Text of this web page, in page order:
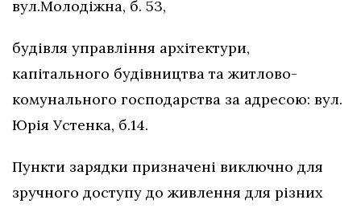
вул.Молодіжна, б. 53,
будівля управління архітектури,
капітального будівництва та житлово-
комунального господарства за адресою: вул.
Юрія Устенка, б.14.
Пункти зарядки призначені виключно для
зручного доступу до живлення для різних